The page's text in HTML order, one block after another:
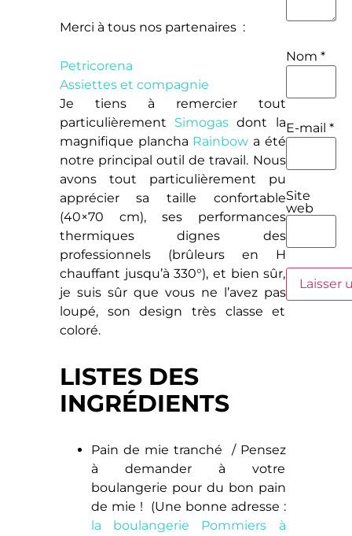
Merci à tous nos partenaires :
Petricorena
Assiettes et compagnie
Je tiens à remercier tout
particulièrement Simogas dont la
magnifique plancha Rainbow a été
notre principal outil de travail. Nous
avons tout particulièrement pu
apprécier sa taille confortable
(40×70 cm), ses performances
thermiques dignes des
professionnels (brûleurs en H
chauffant jusqu’à 330°), et bien sûr,
je suis sûr que vous ne l’avez pas
loupé, son design très classe et
coloré.
LISTES DES
INGRÉDIENTS
Pain de mie tranché / Pensez
à demander à votre
boulangerie pour du bon pain
de mie ! (Une bonne adresse :
la boulangerie Pommiers à
Nom *
E-mail *
Site
web